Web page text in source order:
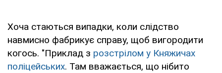
Хоча стаються випадки, коли слідство
навмисно фабрикує справу, щоб вигородити
когось. "Приклад з розстрілом у Княжичах
поліцейських. Там вважається, що нібито